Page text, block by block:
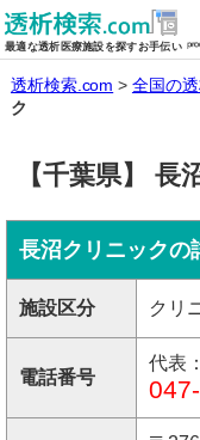
最適な透析医療施設を探すお手伝い
全
透析検索.com 全国の
ク
【千葉県】 長
長沼クリニックの
施設区分 クリ
電話番号
代表：